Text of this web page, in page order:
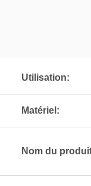
Utilisation:
Matériel:
Nom du